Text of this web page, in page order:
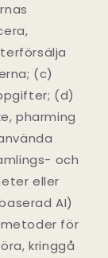
(c)
(d)
pharming
och
eller
AI)
för
kringgå